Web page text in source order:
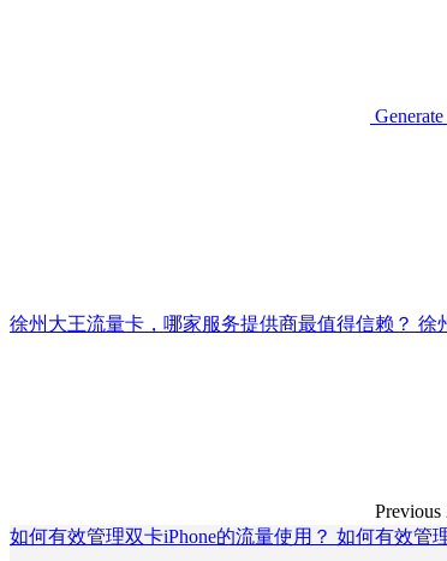
徐州大王流量卡，哪家服务提供商最值得信赖？ 徐
Previous
如何有效管理双卡iPhone的流量使用？ 如何有效管